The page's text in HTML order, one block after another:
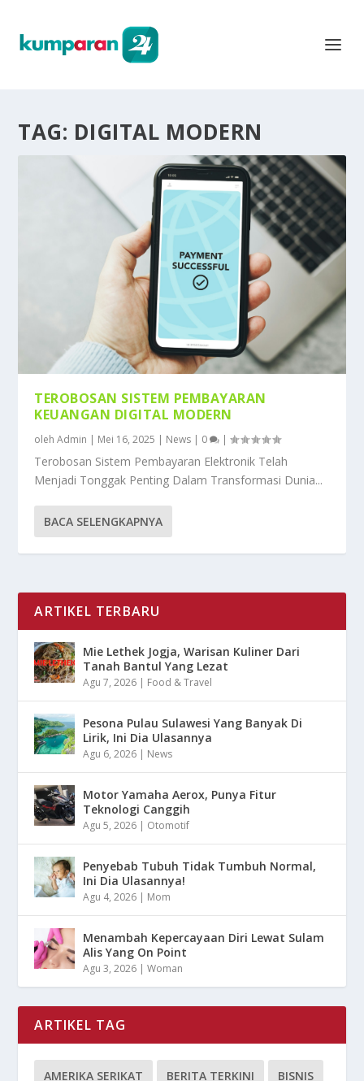
TAG: DIGITAL MODERN
TEROBOSAN SISTEM PEMBAYARAN
KEUANGAN DIGITAL MODERN
olehAdmin | Mei 16, 2025 | News | 0 |
Terobosan Sistem Pembayaran Elektronik Telah
Menjadi Tonggak Penting Dalam Transformasi Dunia...
BACA SELENGKAPNYA
ARTIKEL TERBARU
Mie Lethek Jogja, Warisan Kuliner Dari
Tanah Bantul Yang Lezat
Agu 7, 2026 | Food & Travel
Pesona Pulau Sulawesi Yang Banyak Di
Lirik, Ini Dia Ulasannya
Agu 6, 2026 | News
Motor Yamaha Aerox, Punya Fitur
Teknologi Canggih
Agu 5, 2026 | Otomotif
Penyebab Tubuh Tidak Tumbuh Normal,
Ini Dia Ulasannya!
Agu 4, 2026 | Mom
Menambah Kepercayaan Diri Lewat Sulam
Alis Yang On Point
Agu 3, 2026 |Woman
ARTIKEL TAG
AMERIKA SERIKAT BERITA TERKINI BISNIS